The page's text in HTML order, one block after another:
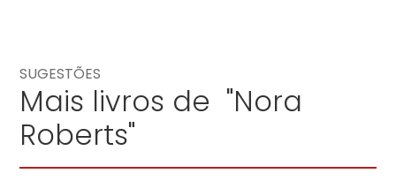
SUGESTÕES
Mais livros de "Nora
Roberts"